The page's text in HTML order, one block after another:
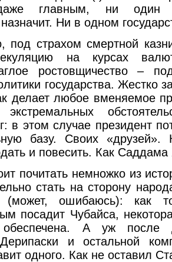
главным, ни один
Ни в одном
под страхом смертной
на курсах
ростовщичество –
государства. Жестко
делает любое вменяемое
в этом случае президент
базу. Своих «друзей».
и повесить. Как
почитать немножко из
стать на сторону
(может, ошибаюсь): как
посадит Чубайса,
А уж после
и остальной
одного. Как не оставил